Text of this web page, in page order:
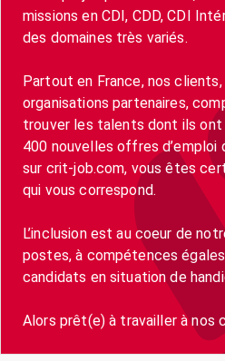
missions en CDI, CDD, CDI
des domaines très variés.
Partout en France, nos
organisations partenaires,
trouver les talents dont ils ont
400 nouvelles offres d’emploi
sur crit-job.com, vous êtes
qui vous correspond.
L’inclusion est au coeur de
postes, à compétences
candidats en situation de